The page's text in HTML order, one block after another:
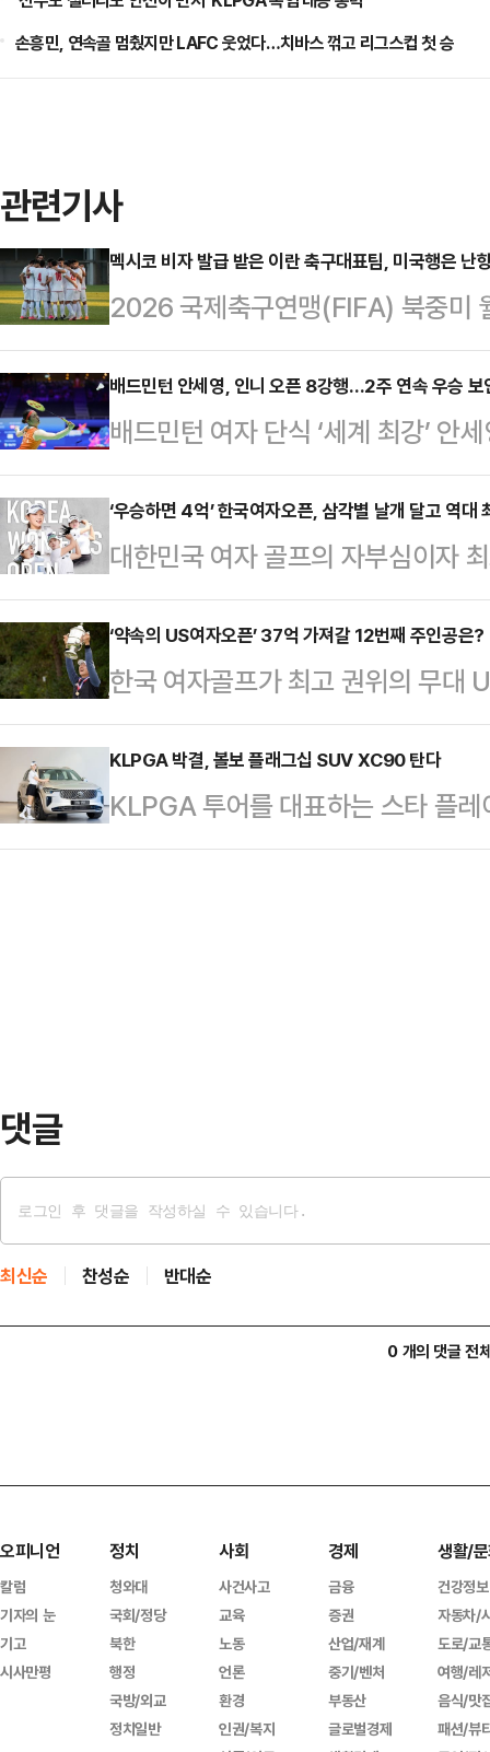
손흥민, 연속골 멈췄지만 LAFC 웃었다…치바스 꺾고 리그스컵 첫 승
관련기사
멕시코 비자 발급 받은 이란 축구대표팀, 미국행은 난
2026 국제축구연맹(FIFA) 북중미
국이 아닌 멕시코에 베이스캠프를
자를 발급받았으나, 정작 본선 경기
하지 못한 것으로 전해졌다.모하마
사는 4일(현지시각) 이란 국영 방송
한 입국 비자가 멕시코 대사관을
직접 방문하거나 지문 인식 절차를
혔다.북중미 월드컵에…
배드민턴 안세영, 인니 오픈 8강행…2주 연속 우승 보
배드민턴 여자 단식 ‘세계 최강’ 안
아 오픈 8강에 진출하며 2주 연속
1위 안세영은 4일 인도네시아 자
(BWF) 월드투어 슈퍼 1000 인도
위·인도)를 경기 시작 44분 만에
했다.직전 대회인 싱가포르 오픈에
세영은 기세를 몰아 이번 대회에서
…
‘우승하면 4억’ 한국여자오픈, 삼각별 날개 달고 역대
대한민국 여자 골프의 자부심이자
가 ‘삼각별’의 프리미엄 날개를 달
벤츠 코리아가 타이틀 스폰서로서
르세데스-벤츠 제40회 한국여자오
일까지 나흘간 경기도 양주시 레이
다. 1987년 첫 대회를 시작으로 지
사를 함께 써 내려온 이 대회가 올
계 더 끌어올렸다는 …
‘약속의 US여자오픈’ 37억 가져갈 12번째 주인공은?
한국 여자골프가 최고 권위의 무대
피를 향한 샷을 날린다.미국여자프
대회인 ‘2026 U.S. 여자오픈’이 5
팰리세이즈의 리비에라 컨트리클
돌입한다.이번 대회는 주관사인 미
KLPGA 박결, 볼보 플래그십 SUV XC90 탄다
KLPGA 투어를 대표하는 스타 플
의 플래그십 SUV를 타고 필드를
댓글
최신순 찬성순 반대순
0 개의 댓글 전
오피니언
칼럼
기자의 눈
기고
시사만평
정치
청와대
국회/정당
북한
행정
국방/외교
정치일반
사회
사건사고
교육
노동
언론
환경
인권/복지
경제
금융
증권
산업/재계
중기/벤처
부동산
글로벌경제
생활/
건강정보
자동차/
도로/교
여행/레
음식/맛
패션/뷰